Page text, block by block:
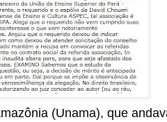
(Unama), que